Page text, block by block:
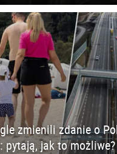
zmienili zdanie o
pytają, jak to możliwe?